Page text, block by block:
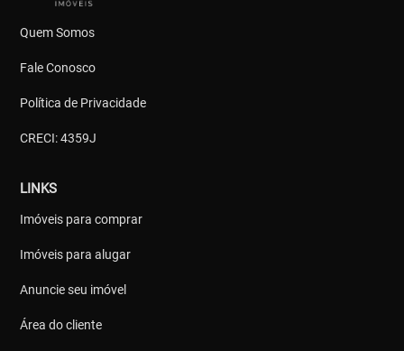
Quem Somos
Fale Conosco
Política de Privacidade
CRECI: 4359J
LINKS
Imóveis para comprar
Imóveis para alugar
Anuncie seu imóvel
Área do cliente